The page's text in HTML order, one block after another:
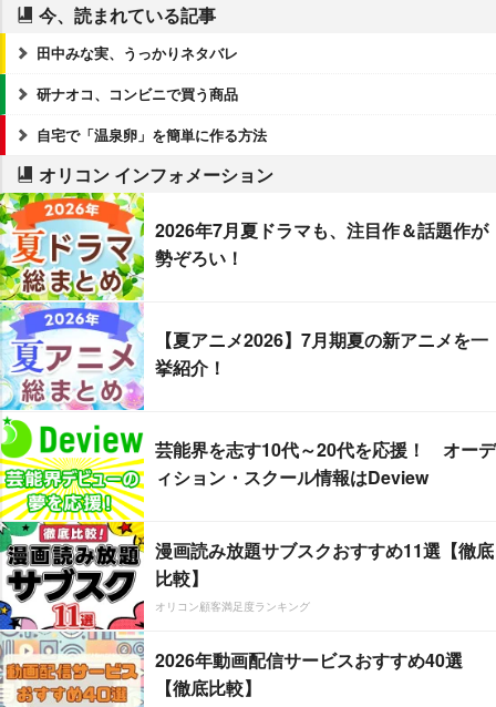
今、読まれている記事
田中みな実、うっかりネタバレ
研ナオコ、コンビニで買う商品
自宅で「温泉卵」を簡単に作る方法
オリコン インフォメーション
2026年7月夏ドラマも、注目作＆話題作が
勢ぞろい！
【夏アニメ2026】7月期夏の新アニメを一
挙紹介！
芸能界を志す10代～20代を応援！ オーデ
ィション・スクール情報はDeview
漫画読み放題サブスクおすすめ11選【徹底
比較】
オリコン顧客満足度ランキング
2026年動画配信サービスおすすめ40選
【徹底比較】